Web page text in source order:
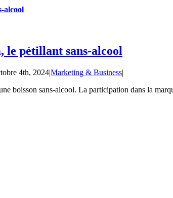
alcool
le pétillant sans-alcool
4th, 2024|Marketing & Business|
boisson sans-alcool. La participation dans la